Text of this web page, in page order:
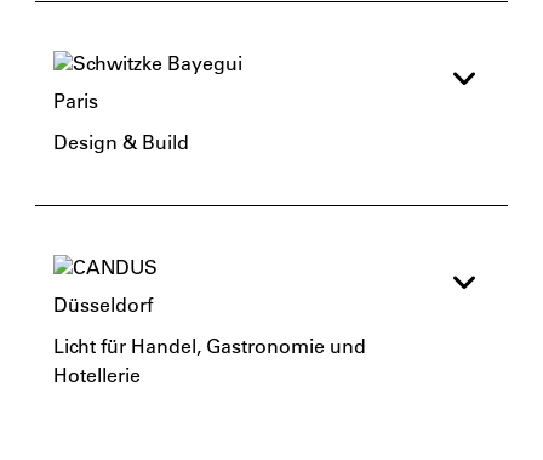
Paris
Design & Build
Düsseldorf
Licht für Handel, Gastronomie und
Hotellerie